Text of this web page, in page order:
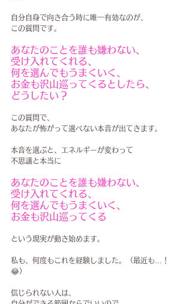
自分自身で向き合う時に唯一有効なのが、
この質問です。
あなたのことを誰も嫌わない、
受け入れてくれる、
何を選んでもうまくいく、
お金も沢山巡ってくるとしたら、
どうしたい？
この質問で、
あなたが怖がって選べない本音が出てきます。
本音を選ぶと、エネルギーが変わって
不思議と本当に
あなたのことを誰も嫌わない、
受け入れてくれる、
何を選んでもうまくいく、
お金も沢山巡ってくる
という現実が動き始めます。
私も、何度もこれを経験しました。（最近も…！
😂）
信じられない人は、